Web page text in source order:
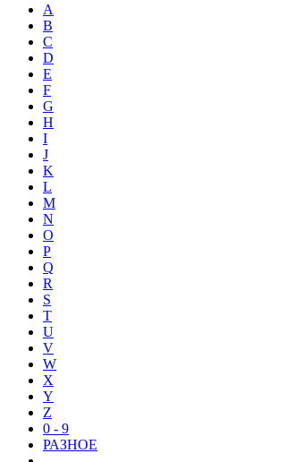
A
B
C
D
E
F
G
H
I
J
K
L
M
N
O
P
Q
R
S
T
U
V
W
X
Y
Z
0 - 9
РАЗНОЕ